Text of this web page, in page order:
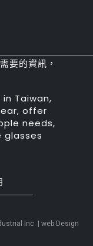
要的資訊，
Taiwan,
offer
needs,
Inc. | web Design